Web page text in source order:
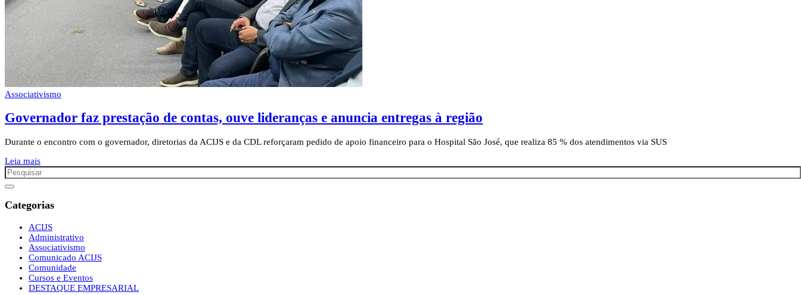
Associativismo
Governador faz prestação de contas, ouve lideranças e anuncia entregas à região
Durante o encontro com o governador, diretorias da ACIJS e da CDL reforçaram pedido de apoio financeiro para o Hospital São José, que realiza 85 % dos atendimentos via SUS
Leia mais
Categorias
ACIJS
Administrativo
Associativismo
Comunicado ACIJS
Comunidade
Cursos e Eventos
DESTAQUE EMPRESARIAL